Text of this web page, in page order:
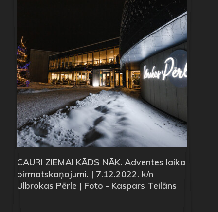
CAURI ZIEMAI KĀDS NĀK. Adventes laika
pirmatskaņojumi. | 7.12.2022. k/n
Ulbrokas Pērle | Foto - Kaspars Teilāns